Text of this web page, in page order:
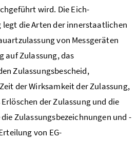
wird. Die Eich-
die Arten der innerstaatlichen
von Messgeräten
auf Zulassung, das
Zulassungsbescheid,
der Wirksamkeit der Zulassung,
der Zulassung und die
Zulassungsbezeichnungen und -
von EG-